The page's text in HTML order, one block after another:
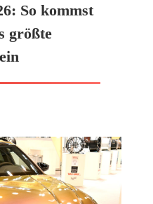
So kommst
größte